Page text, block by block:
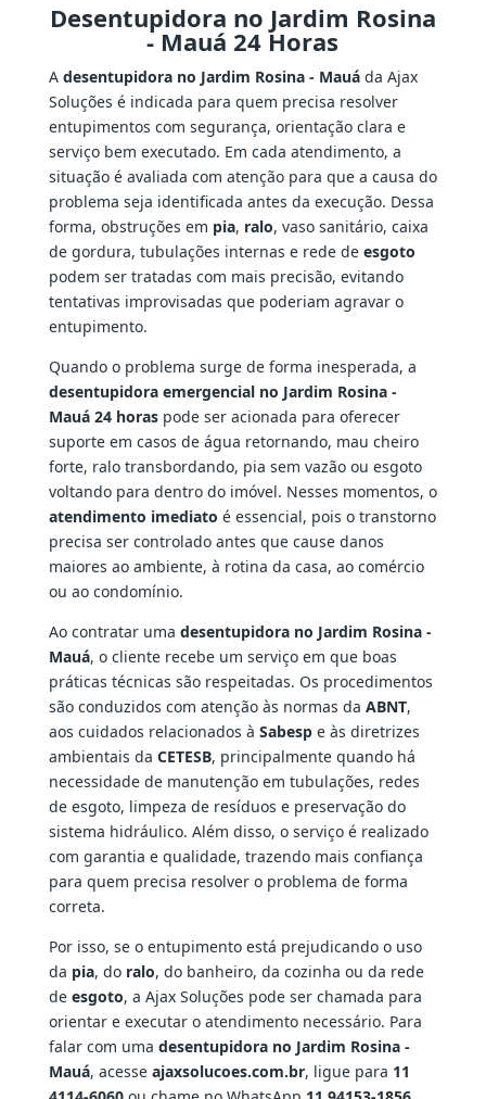
Desentupidora no Jardim Rosina
- Mauá 24 Horas
A desentupidora no Jardim Rosina - Mauáda Ajax
Soluções é indicada para quem precisa resolver
entupimentos com segurança, orientação clara e
serviço bem executado. Em cada atendimento, a
situação é avaliada com atenção para que a causa do
problema seja identificada antes da execução. Dessa
forma, obstruções em pia, ralo, vaso sanitário, caixa
de gordura, tubulações internas e rede de esgoto
podem ser tratadas com mais precisão, evitando
tentativas improvisadas que poderiam agravar o
entupimento.
Quando o problema surge de forma inesperada, a
desentupidora emergencial no Jardim Rosina -
Mauá 24 horaspode ser acionada para oferecer
suporte em casos de água retornando, mau cheiro
forte, ralo transbordando, pia sem vazão ou esgoto
voltando para dentro do imóvel. Nesses momentos, o
atendimento imediato é essencial, pois o transtorno
precisa ser controlado antes que cause danos
maiores ao ambiente, à rotina da casa, ao comércio
ou ao condomínio.
Ao contratar uma desentupidora no Jardim Rosina -
Mauá, o cliente recebe um serviço em que boas
práticas técnicas são respeitadas. Os procedimentos
são conduzidos com atenção às normas da ABNT,
aos cuidados relacionados à Sabespe às diretrizes
ambientais da CETESB, principalmente quando há
necessidade de manutenção em tubulações, redes
de esgoto, limpeza de resíduos e preservação do
sistema hidráulico. Além disso, o serviço é realizado
com garantia e qualidade, trazendo mais confiança
para quem precisa resolver o problema de forma
correta.
Por isso, se o entupimento está prejudicando o uso
da pia, do ralo, do banheiro, da cozinha ou da rede
de esgoto, a Ajax Soluções pode ser chamada para
orientar e executar o atendimento necessário. Para
falar com uma desentupidora no Jardim Rosina -
Mauá, acesse ajaxsolucoes.com.br, ligue para 11